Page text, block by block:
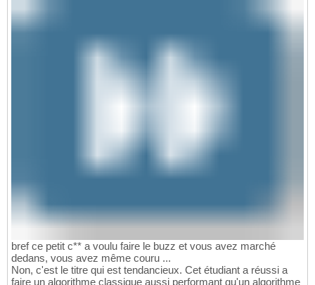
bref ce petit c** a voulu faire le buzz et vous avez marché
dedans, vous avez même couru ...
Non, c'est le titre qui est tendancieux. Cet étudiant a réussi a
faire un algorithme classique aussi performant qu'un algorithme